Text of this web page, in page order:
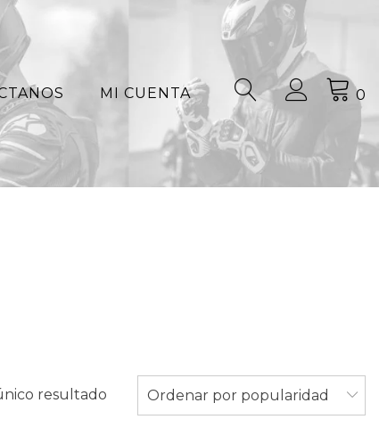
MI CUENTA 0
resultado Ordenar por popularidad